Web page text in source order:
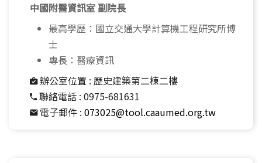
中國附醫資訊室 副院長
最高學歷：國立交通大學計算機工程研究所博
士
專長：醫療資訊
辦公室位置 : 歷史建築第二棟二樓
聯絡電話 : 0975-681631
電子郵件 : 073025@tool.caaumed.org.tw